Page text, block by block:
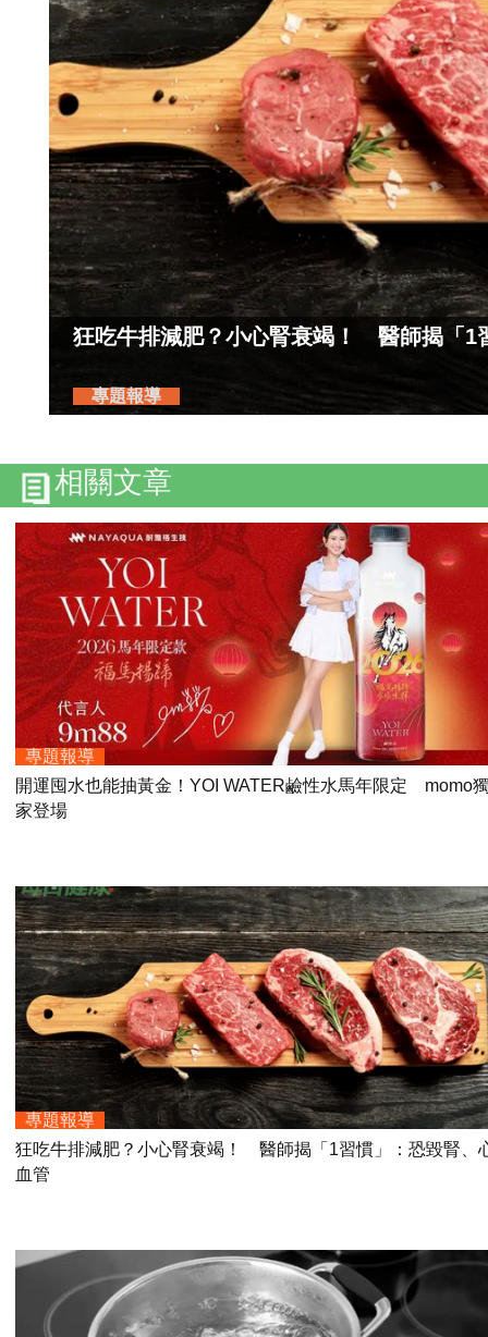
狂吃牛排減肥？小心腎衰竭！ 醫師揭「1
專題報導
相關文章
專題報導
開運囤水也能抽黃金！YOI WATER鹼性水馬年限定 momo
家登場
專題報導
狂吃牛排減肥？小心腎衰竭！ 醫師揭「1習慣」：恐毀腎、
血管